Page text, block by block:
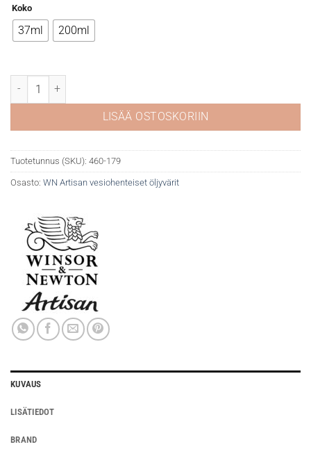
Koko
37ml 200ml
WN Artisan 179 Cobalt Blue Hue määrä
LISÄÄ OSTOSKORIIN
Tuotetunnus (SKU): 460-179
Osasto: WN Artisan vesiohenteiset öljyvärit
KUVAUS
LISÄTIEDOT
BRAND